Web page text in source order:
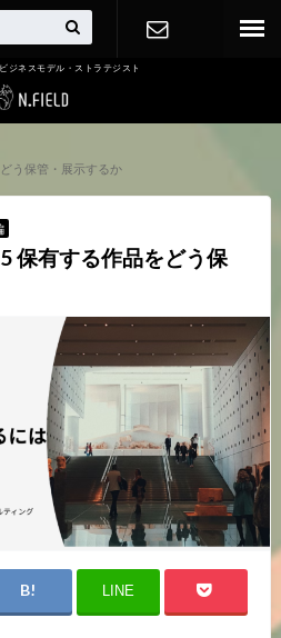
ジネスモデル・ストラテジスト
う保管・展示するか
保有する作品をどう保
LINE